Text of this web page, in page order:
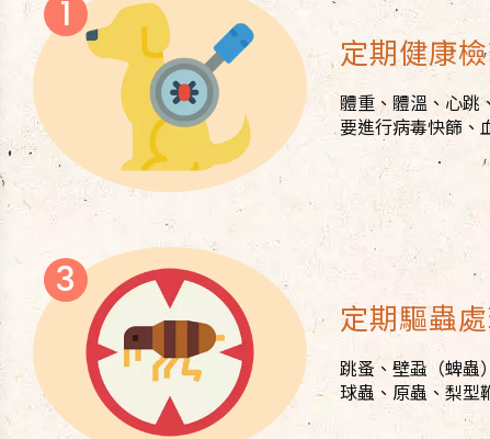
定期健康
體重、體溫、心跳
要進行病毒快篩、
定期驅蟲
跳蚤、壁蝨（蜱蟲
球蟲、原蟲、梨型